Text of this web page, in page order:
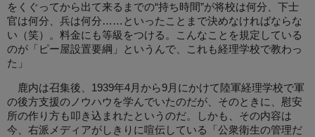
をくぐってから出て来るまでの“持ち時間”が将校は何分、下士
官は何分、兵は何分……といったことまで決めなければならな
い（笑）。料金にも等級をつける。こんなことを規定している
のが「ピー屋設置要綱」というんで、これも経理学校で教わっ
た」
鹿内は召集後、1939年4月から9月にかけて陸軍経理学校で軍
の後方支援のノウハウを学んでいたのだが、そのときに、慰安
所の作り方も叩き込まれたというのだ。しかも、その内容は
今、右派メディアがしきりに喧伝している「公衆衛生の管理だ